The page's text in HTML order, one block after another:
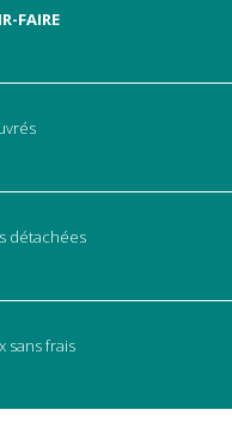
FAIRE
détachées
sans frais